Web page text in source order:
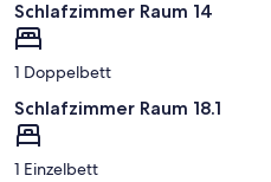
Schlafzimmer Raum 14
1 Doppelbett
Schlafzimmer Raum 18.1
1 Einzelbett